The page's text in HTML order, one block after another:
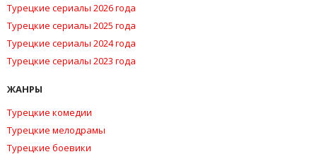
Турецкие сериалы 2026 года
Турецкие сериалы 2025 года
Турецкие сериалы 2024 года
Турецкие сериалы 2023 года
ЖАНРЫ
Турецкие комедии
Турецкие мелодрамы
Турецкие боевики